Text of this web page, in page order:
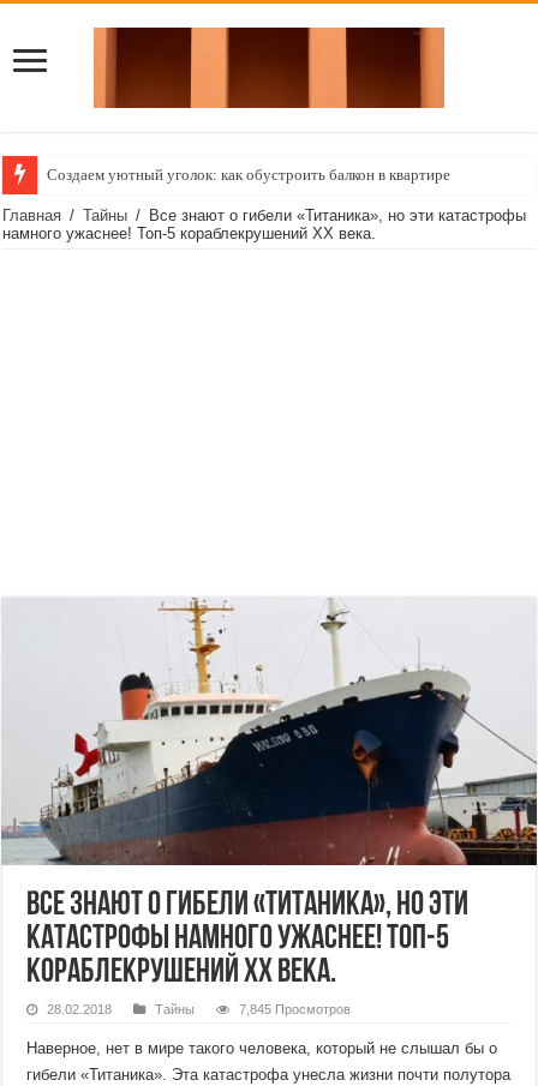
Создаем уютный уголок: как обустроить балкон в квартире
Главная / Тайны / Все знают о гибели «Титаника», но эти катастрофы
намного ужаснее! Топ-5 кораблекрушений ХХ века.
Все знают о гибели «Титаника», но эти
катастрофы намного ужаснее! Топ-5
кораблекрушений ХХ века.
28.02.2018 Тайны 7,845 Просмотров
Наверное, нет в мире такого человека, который не слышал бы о
гибели «Титаника». Эта катастрофа унесла жизни почти полутора